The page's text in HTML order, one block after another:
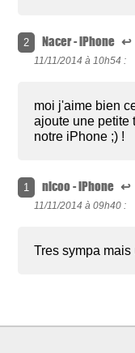
2 Nacer - iPhone ↩
11/11/2014 à 10h54 :
moi j'aime bien
ajoute une petite
notre iPhone ;) !
1 nicoo - iPhone ↩
11/11/2014 à 09h40 :
Tres sympa